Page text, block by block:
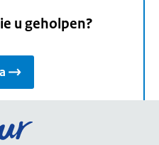
u geholpen?
Ga